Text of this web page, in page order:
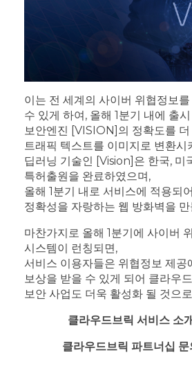
이는 전 세계의 사이버 위협정보
수 있게 하여, 올해 1분기 내에 출
보안엔진 [VISION]의 정확도를 더
트래픽 텍스트를 이미지로 변환시
딥러닝 기술인 [Vision]은 한국, 미
특허출원을 완료하였으며,
올해 1분기 내로 서비스에 적용되
정확성을 자랑하는 웹 방화벽을
마찬가지로 올해 1분기에 사이버
시스템이 런칭되면,
서비스 이용자들은 위협정보 제공
보상을 받을 수 있게 되어 클라우
보안 사업도 더욱 활성화 될 것으
클라우드브릭 서비스 소
클라우드브릭 파트너십 문